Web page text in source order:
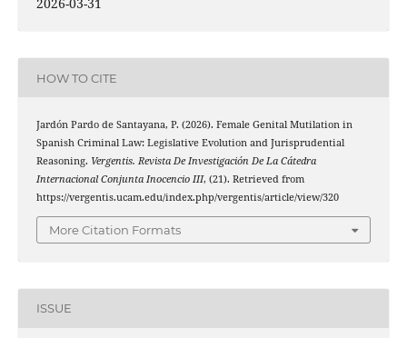
2026-03-31
HOW TO CITE
Jardón Pardo de Santayana, P. (2026). Female Genital Mutilation in
Spanish Criminal Law: Legislative Evolution and Jurisprudential
Reasoning. Vergentis. Revista De Investigación De La Cátedra
Internacional Conjunta Inocencio III, (21). Retrieved from
https://vergentis.ucam.edu/index.php/vergentis/article/view/320
More Citation Formats
ISSUE